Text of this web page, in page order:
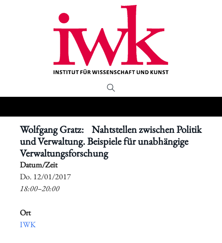
Wolfgang Gratz: Nahtstellen zwischen Politik
und Verwaltung. Beispiele für unabhängige
Verwaltungsforschung
Datum/Zeit
​Do. 12/01/2017
18:00–20:00
Ort
IWK